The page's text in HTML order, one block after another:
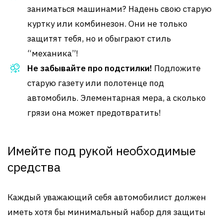
заниматься машинами? Надень свою старую
куртку или комбинезон. Они не только
защитят тебя, но и обыграют стиль
“механика”!
Не забывайте про подстилки! Подложите
старую газету или полотенце под
автомобиль. Элементарная мера, а сколько
грязи она может предотвратить!
Имейте под рукой необходимые
средства
Каждый уважающий себя автомобилист должен
иметь хотя бы минимальный набор для защиты